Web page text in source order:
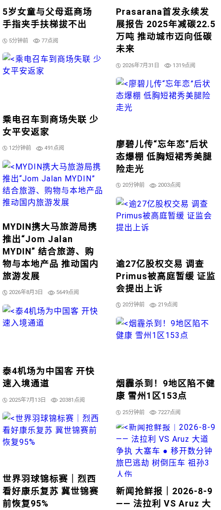
5岁女童与父母逛商场
手指夹手扶梯拔不出
5分钟前 77点阅
Prasarana首发永续发
展报告 2025年减碳22.5
万吨 推动城市迈向低碳
未来
2026年7月31日 1319点阅
乘电召车到商场失联 少
女平安返家
12分钟前 491点阅
廖碧儿传“忘年恋”后状
态爆棚 低胸短裙秀美腿
险走光
20分钟前 2003点阅
MYDIN携大马旅游局携
推出“Jom Jalan
MYDIN” 结合旅游、购
物与本地产品 推动国内
旅游发展
2026年8月3日 5649点阅
逾27亿股权交易 调查
Primus被高庭暂缓 证监
会提出上诉
20分钟前 219点阅
泰4机场为中国客 开快
速入境通道
2025年7月13日 20381点阅
烟霾杀到！9地区陷不健
康 雪州1区153点
25分钟前 7227点阅
世界羽球锦标赛｜烈西
看好康乐复苏 冀世锦赛
前恢复95%
新闻抢鲜报｜2026-8-9
—— 法拉利 VS Aruz 大